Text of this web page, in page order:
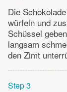
Die
würfeln und
Schüssel
langsam
den Zimt
Step 3